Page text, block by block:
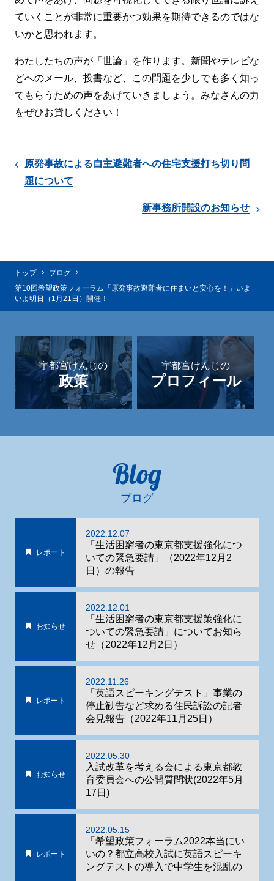
ていくことが非常に重要かつ効果を期待できるのではな
いかと思われます。
わたしたちの声が「世論」を作ります。新聞やテレビな
どへのメール、投書など、この問題を少しでも多く知っ
てもらうための声をあげていきましょう。みなさんの力
をぜひお貸しください！
原発事故による自主避難者への住宅支援打ち切り問
題について
新事務所開設のお知らせ
トップ
ブログ
第10回希望政策フォーラム「原発事故避難者に住まいと安心を！」いよ
いよ明日（1月21日）開催！
宇都宮けんじの
政策
宇都宮けんじの
プロフィール
Blog
ブログ
レポート
2022.12.07
「生活困窮者の東京都支援強化につ
いての緊急要請」（2022年12月2
日）の報告
お知らせ
2022.12.01
「生活困窮者の東京都支援策強化に
ついての緊急要請」についてお知ら
せ（2022年12月2日）
レポート
2022.11.26
「英語スピーキングテスト」事業の
停止勧告など求める住民訴訟の記者
会見報告（2022年11月25日）
お知らせ
2022.05.30
入試改革を考える会による東京都教
育委員会への公開質問状(2022年5月
17日)
レポート
2022.05.15
「希望政策フォーラム2022本当にい
いの？都立高校入試に英語スピーキ
ングテストの導入で中学生を混乱の
…